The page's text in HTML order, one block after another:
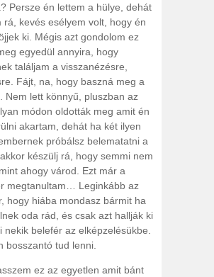
Persze én lettem a hülye, dehát
rá, kevés esélyem volt, hogy én
ki. Mégis azt gondolom ez
egyedül annyira, hogy
találjam a visszanézésre,
Fájt, na, hogy baszná meg a
Nem lett könnyű, pluszban az
módon oldották meg amit én
akartam, dehát ha két ilyen
próbálsz belematatni a
készülj rá, hogy semmi nem
ahogy várod. Ezt már a
megtanultam… Leginkább az
hogy hiába mondasz bármit ha
oda rád, és csak azt hallják ki
nekik belefér az elképzelésükbe.
bosszantó tud lenni.
ez az egyetlen amit bánt